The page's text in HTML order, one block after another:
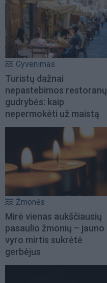
Gyvenimas
Turistų dažnai
nepastebimos restoranų
gudrybės: kaip
nepermokėti už maistą
Žmonės
Mirė vienas aukščiausių
pasaulio žmonių – jauno
vyro mirtis sukrėtė
gerbėjus